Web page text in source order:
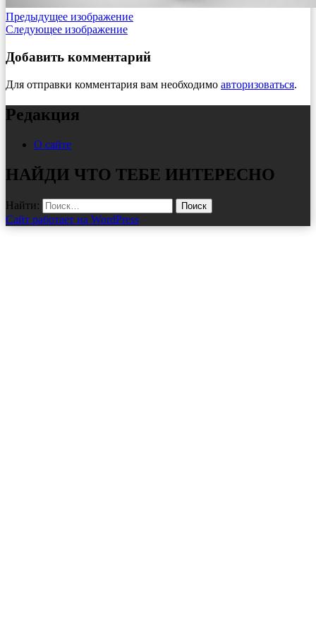
Предыдущее изображение
Следующее изображение
Добавить комментарий
Для отправки комментария вам необходимо авторизоваться.
Редакция
О сайте
НАЙДИ ЧТО ТЕБЕ ИНТЕРЕСНО
Найти:
Сайт работает на WordPress